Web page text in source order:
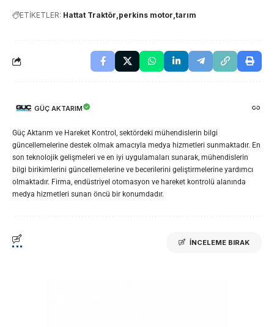
ETİKETLER: Hattat Traktör perkins motor tarım
GÜÇ AKTARIM
Güç Aktarım ve Hareket Kontrol, sektördeki mühendislerin bilgi
güncellemelerine destek olmak amacıyla medya hizmetleri sunmaktadır. En
son teknolojik gelişmeleri ve en iyi uygulamaları sunarak, mühendislerin
bilgi birikimlerini güncellemelerine ve becerilerini geliştirmelerine yardımcı
olmaktadır. Firma, endüstriyel otomasyon ve hareket kontrolü alanında
medya hizmetleri sunan öncü bir konumdadır.
İNCELEME BIRAK